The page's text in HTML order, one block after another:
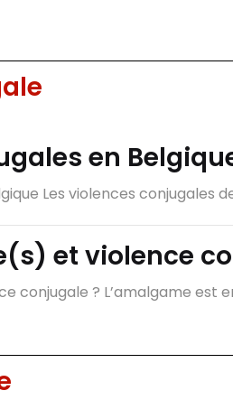
en
Les violences conjugales
et violence
? L’amalgame est